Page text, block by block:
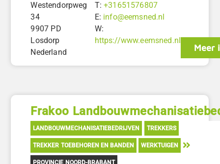
Westendorpweg
34
9907 PD
Losdorp
Nederland
T:+31651576807
E: info@eemsned.nl
W:
https://www.eemsned.nl
Meer
Frakoo
LANDBOUWMECHANISATIEBEDRIJVEN TREKKERS
TREKKER TOEBEHOREN EN BANDEN WERKTUIGEN
PROVINCIE NOORD-BRABANT